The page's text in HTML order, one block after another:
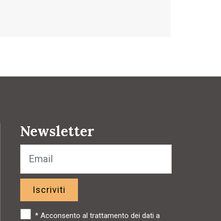
Newsletter
Iscriviti
* Acconsento al trattamento dei dati a